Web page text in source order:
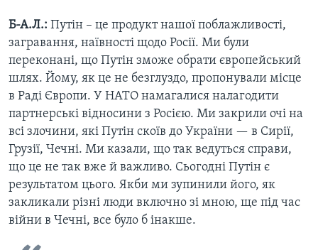
Б-А.Л.: Путін – це продукт нашої поблажливості,
загравання, наївності щодо Росії. Ми були
переконані, що Путін зможе обрати європейський
шлях. Йому, як це не безглуздо, пропонували місце
в Раді Європи. У НАТО намагалися налагодити
партнерські відносини з Росією. Ми закрили очі на
всі злочини, які Путін скоїв до України — в Сирії,
Грузії, Чечні. Ми казали, що так ведуться справи,
що це не так вже й важливо. Сьогодні Путін є
результатом цього. Якби ми зупинили його, як
закликали різні люди включно зі мною, ще під час
війни в Чечні, все було б інакше.